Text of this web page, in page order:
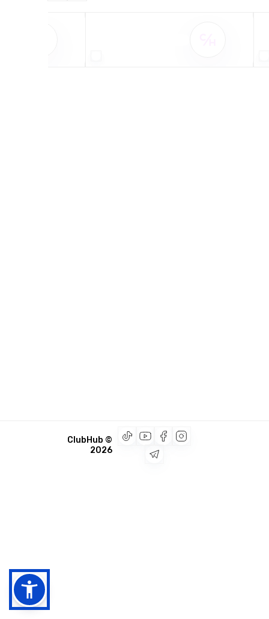
© ClubHub
2026